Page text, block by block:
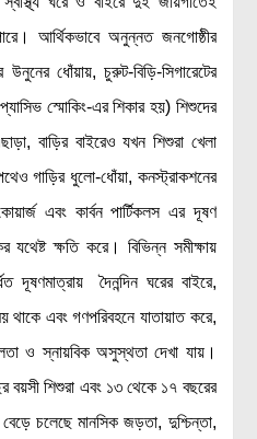
নির্দেশনাসমূহ
আর্থিকভাবে অনুন্নত জনগোষ্ঠীর
ধোঁয়ায়, চুরুট-বিড়ি-সিগারেটের
স্মোকিং-এর শিকার হয়) শিশুদের
বাড়ির বাইরেও যখন শিশুরা খেলা
গাড়ির ধুলো-ধোঁয়া, কনস্ট্রাকশনের
এবং কার্বন পার্টিকলস এর দূষণ
ক্ষতি করে। বিভিন্ন সমীক্ষায়
দূষণমাত্রায় দৈনন্দিন ঘরের বাইরে,
থাকে এবং গণপরিবহনে যাতায়াত করে,
ও স্নায়বিক অসুস্থতা দেখা যায়।
বয়সী শিশুরা এবং ১৩ থেকে ১৭ বছরের
চলেছে মানসিক জড়তা, দুশ্চিন্তা,